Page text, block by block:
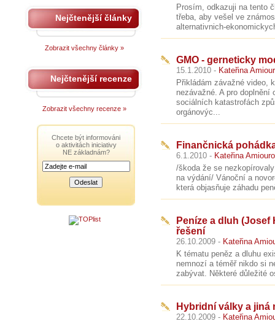
Prosím, odkazuji na tento
třeba, aby vešel ve
alternativnich-
GMO - gerneticky
15.1.2010 - Kateřina
Přikládám závažné video,
nezávažné. A pro
sociálních katastrofách
orgánovýc...
Finančnická
6.1.2010 - Kateřina
/škoda že se
na výdání/ Vánoční a
která objasňuje záhadu
Peníze a dluh
řešení
26.10.2009 - Kateřina
K tématu peněz a dluhu
nemnozí a téměř nikdo si
zabývat. Některé důležité
Hybridní války a jiná
22.10.2009 - Kateřina
Nejčtenější články
Zobrazit všechny články »
Nejčtenější recenze
Zobrazit všechny recenze »
Chcete být informováni
o aktivitách iniciativy
NE základnám?